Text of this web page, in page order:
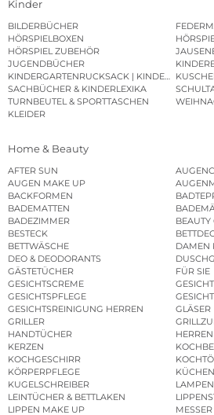
Kinder
BILDERBÜCHER
HÖRSPIELBOXEN
HÖRSPIEL ZUBEHÖR
JUGENDBÜCHER
KINDERGARTENRUCKSACK |
SACHBÜCHER & KINDERLEXIKA
TURNBEUTEL & SPORTTASCHEN
KLEIDER
Home & Beauty
AFTER SUN
AUGEN MAKE UP
BACKFORMEN
BADEMATTEN
BADEZIMMER
BEAUTY
BESTECK
BETTWÄSCHE
DAMEN
DEO & DEODORANTS
GÄSTETÜCHER
FÜR SIE
GESICHTSCREME
GESICHTSPFLEGE
GESICHTSREINIGUNG HERREN
GLÄSER
GRILLER
HANDTÜCHER
KERZEN
KOCHGESCHIRR
KÖRPERPFLEGE
KUGELSCHREIBER
LEINTÜCHER & BETTLAKEN
LIPPEN MAKE UP
MESSER